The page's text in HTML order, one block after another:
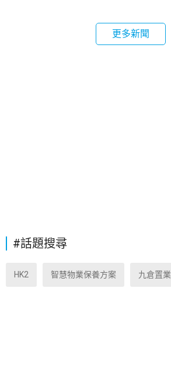
更多新聞
#話題搜尋
HK2 智慧物業保養方案 九倉置業